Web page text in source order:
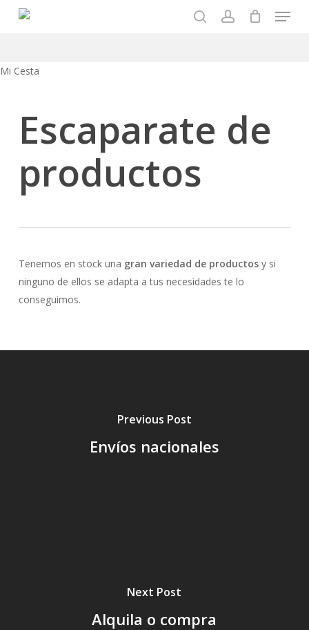
Menu
Mi Cesta
Escaparate de
productos
Tenemos en stock una gran variedad de productosy si
ninguno de ellos se adapta a tus necesidades te lo
conseguimos.
Previous Post
Envíos nacionales
Next Post
Alquila o compra